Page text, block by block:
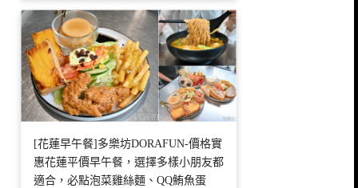
[花蓮早午餐]多樂坊DORAFUN-價格實
惠花蓮平價早午餐，選擇多樣小朋友都
適合，必點泡菜雞絲麵、QQ鮪魚蛋